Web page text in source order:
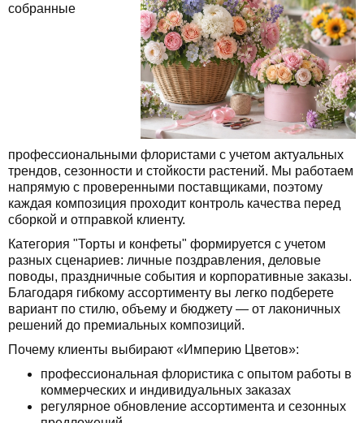
собранные
профессиональными флористами с учетом актуальных
трендов, сезонности и стойкости растений. Мы работаем
напрямую с проверенными поставщиками, поэтому
каждая композиция проходит контроль качества перед
сборкой и отправкой клиенту.
Категория "Торты и конфеты" формируется с учетом
разных сценариев: личные поздравления, деловые
поводы, праздничные события и корпоративные заказы.
Благодаря гибкому ассортименту вы легко подберете
вариант по стилю, объему и бюджету — от лаконичных
решений до премиальных композиций.
Почему клиенты выбирают «Империю Цветов»:
профессиональная флористика с опытом работы в
коммерческих и индивидуальных заказах
регулярное обновление ассортимента и сезонных